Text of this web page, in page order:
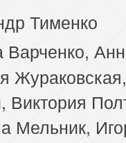
Тименко
Варченко,
Виктория
Мельник,